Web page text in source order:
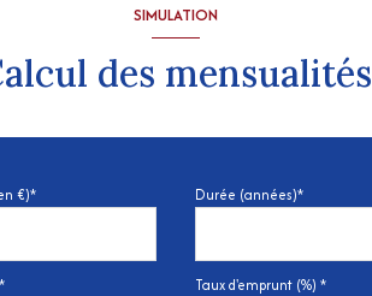
SIMULATION
des mensualités
€)* Durée (années)*
Taux d'emprunt (%) *